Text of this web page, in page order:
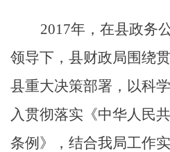
201 7年， 在县政务
领导下，县财政局围绕
县重大决策部署，以科
入贯彻落实《中华人民
条例》， 结合我局工作